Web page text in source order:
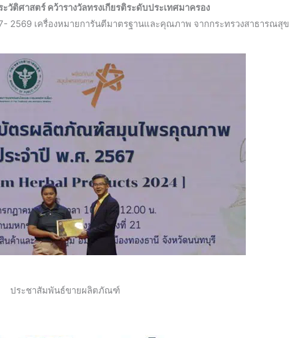
วัติศาสตร์ คว้ารางวัลทรงเกียรติระดับประเทศมาครอง
2569 เครื่องหมายการันตีมาตรฐานและคุณภาพ จากกระทรวงสาธารณสุข
ประชาสัมพันธ์ขายผลิตภัณฑ์